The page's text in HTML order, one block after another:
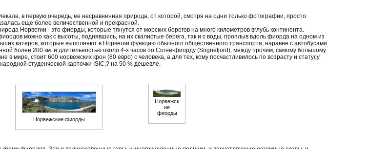
в первую очередь, ее несравненная природа, от которой, смотря на одни только фотографии, просто
еще более величественной и прекрасной.
Норвегии - это фиорды, которые тянутся от морских берегов на много километров вглубь континента.
можно как с высоты, поднявшись, на их скалистые берега, так и с воды, проплыв вдоль фиорда на одном из
катеров, которые выполняют в Норвегии функцию обычного общественного транспорта, наравне с автобусами
более 200 км. и длительностью около 4-х часов по Согне-фиорду (Sognefjord), между прочим, самому большому
в мире, стоит 600 норвежских крон (80 евро) с человека, а для тех, кому посчастливилось по возрасту и статусу
студенческой карточки ISIC,? на 50 % дешевле.
Норвежские фиорды
Норвежск
ие
фиорды